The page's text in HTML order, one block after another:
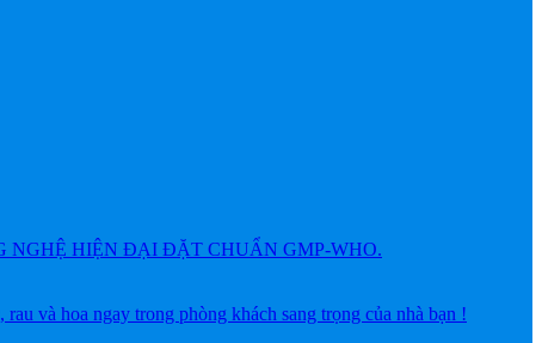
NGHỆ HIỆN ĐẠI ĐẶT CHUẨN GMP-WHO.
hoa ngay trong phòng khách sang trọng của nhà bạn !